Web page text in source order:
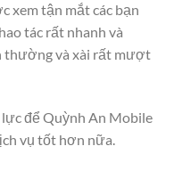
xem tận mắt các bạn
tác rất nhanh và
thường và xài rất mượt
lực để Quỳnh An Mobile
vụ tốt hơn nữa.